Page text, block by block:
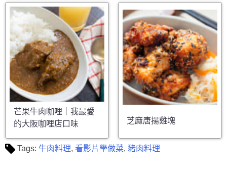
芒果牛肉咖哩｜我最愛
的大阪咖哩店口味
芝麻唐揚雞塊
Tags: 牛肉料理, 看影片學做菜, 豬肉料理